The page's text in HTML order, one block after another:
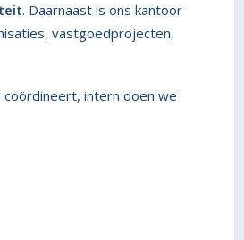
. Daarnaast is ons kantoor
vastgoedprojecten,
intern doen we